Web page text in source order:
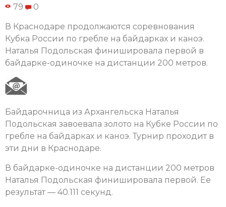
79 0
В Краснодаре продолжаются соревнования
Кубка России по гребле на байдарках и каноэ.
Наталья Подольская финишировала первой в
байдарке-одиночке на дистанции 200 метров.
Байдарочница из Архангельска Наталья
Подольская завоевала золото на Кубке России по
гребле на байдарках и каноэ. Турнир проходит в
эти дни в Краснодаре.
В байдарке-одиночке на дистанции 200 метров
Наталья Подольская финишировала первой. Ее
результат — 40.111 секунд.